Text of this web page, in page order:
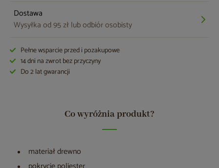
Dostawa
Wysyłka od 95 zł lub odbiór osobisty
Pełne wsparcie przed i pozakupowe
14 dni na zwrot bez przyczyny
Do 2 lat gwarancji
Co wyróżnia produkt?
materiał drewno